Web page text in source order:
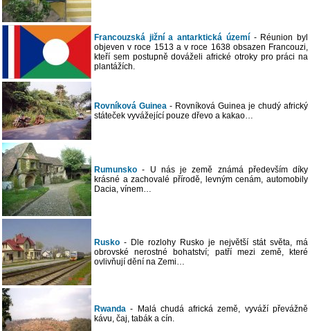
Francouzská jižní a antarktická území- Réunion byl
objeven v roce 1513 a v roce 1638 obsazen Francouzi,
kteří sem postupně dováželi africké otroky pro práci na
plantážích.
Rovníková Guinea - Rovníková Guinea je chudý africký
státeček vyvážející pouze dřevo a kakao…
Rumunsko - U nás je země známá především díky
krásné a zachovalé přírodě, levným cenám, automobily
Dacia, vínem…
Rusko - Dle rozlohy Rusko je největší stát světa, má
obrovské nerostné bohatství; patří mezi země, které
ovlivňují dění na Zemi…
Rwanda - Malá chudá africká země, vyváží převážně
kávu, čaj, tabák a cín.